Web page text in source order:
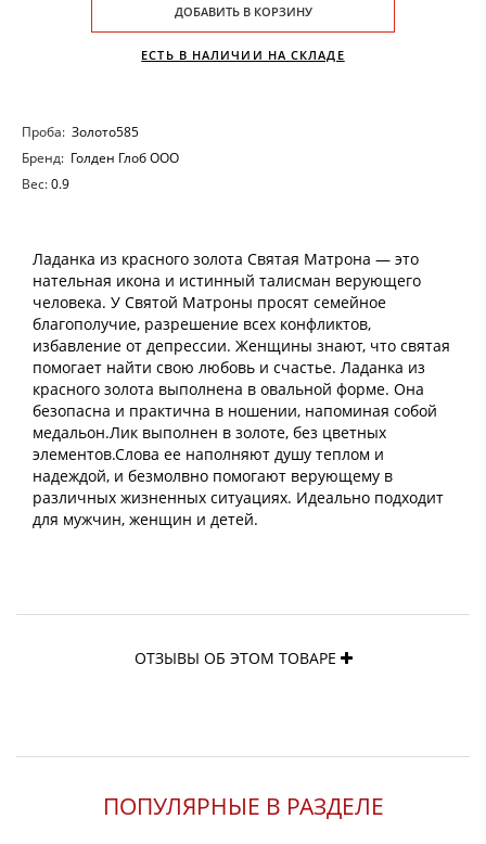
ДОБАВИТЬ В КОРЗИНУ
ЕСТЬ В НАЛИЧИИ НА СКЛАДЕ
Проба: Золото585
Бренд: Голден Глоб ООО
Вес:0.9
Ладанка из красного золота Святая Матрона — это
нательная икона и истинный талисман верующего
человека. У Святой Матроны просят семейное
благополучие, разрешение всех конфликтов,
избавление от депрессии. Женщины знают, что святая
помогает найти свою любовь и счастье. Ладанка из
красного золота выполнена в овальной форме. Она
безопасна и практична в ношении, напоминая собой
медальон.Лик выполнен в золоте, без цветных
элементов.Слова ее наполняют душу теплом и
надеждой, и безмолвно помогают верующему в
различных жизненных ситуациях. Идеально подходит
для мужчин, женщин и детей.
ОТЗЫВЫ ОБ ЭТОМ ТОВАРЕ
ПОПУЛЯРНЫЕ В РАЗДЕЛЕ